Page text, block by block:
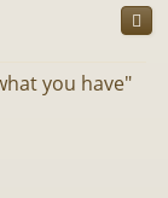
you have"